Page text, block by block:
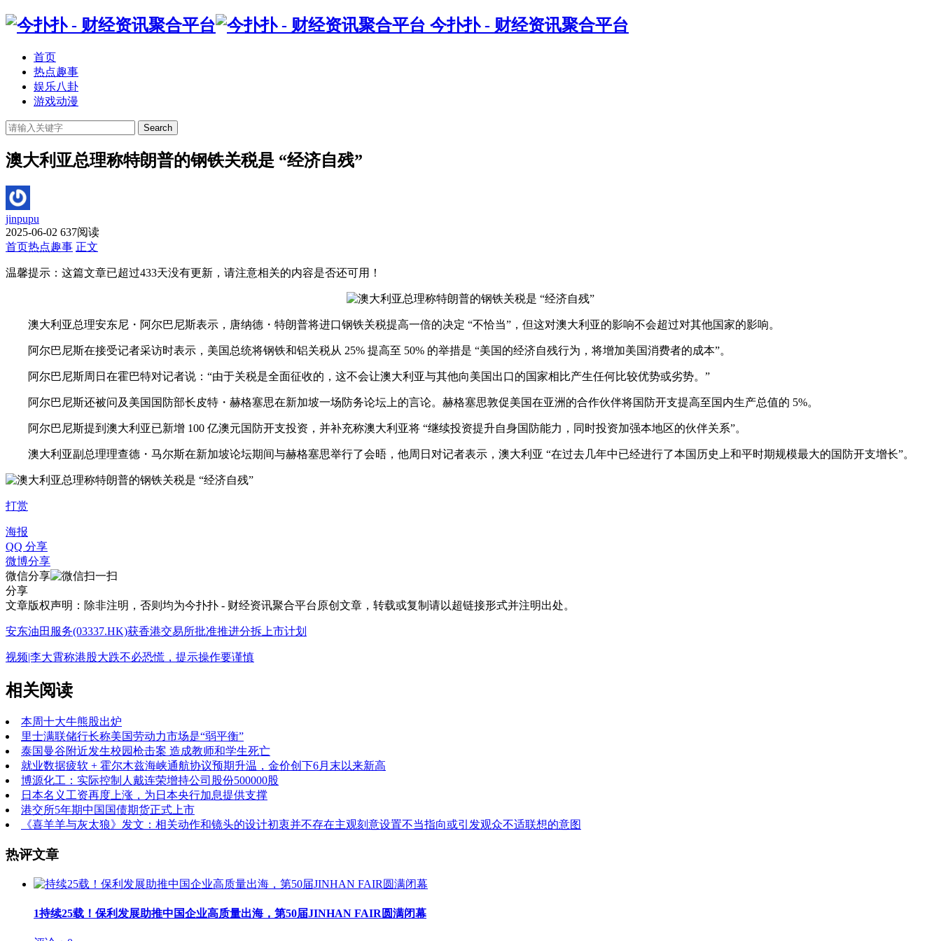
今扑扑 - 财经资讯聚合平台
首页
热点趣事
娱乐八卦
游戏动漫
Search
澳大利亚总理称特朗普的钢铁关税是 “经济自残”
jinpupu
2025-06-02 637阅读
首页热点趣事 正文
温馨提示：这篇文章已超过433天没有更新，请注意相关的内容是否还可用！
澳大利亚总理安东尼・阿尔巴尼斯表示，唐纳德・特朗普将进口钢铁关税提高一倍的决定 “不恰当”，但这对澳大利亚的影响不会超过对其他国家的影响。
阿尔巴尼斯在接受记者采访时表示，美国总统将钢铁和铝关税从 25% 提高至 50% 的举措是 “美国的经济自残行为，将增加美国消费者的成本”。
阿尔巴尼斯周日在霍巴特对记者说：“由于关税是全面征收的，这不会让澳大利亚与其他向美国出口的国家相比产生任何比较优势或劣势。”
阿尔巴尼斯还被问及美国国防部长皮特・赫格塞思在新加坡一场防务论坛上的言论。赫格塞思敦促美国在亚洲的合作伙伴将国防开支提高至国内生产总值的 5%。
阿尔巴尼斯提到澳大利亚已新增 100 亿澳元国防开支投资，并补充称澳大利亚将 “继续投资提升自身国防能力，同时投资加强本地区的伙伴关系”。
澳大利亚副总理理查德・马尔斯在新加坡论坛期间与赫格塞思举行了会晤，他周日对记者表示，澳大利亚 “在过去几年中已经进行了本国历史上和平时期规模最大的国防开支增长”。
打赏
海报
QQ 分享
微博分享
微信分享
分享
文章版权声明：除非注明，否则均为今扑扑 - 财经资讯聚合平台 原创文章，转载或复制请以超链接形式并注明出处。
安东油田服务(03337.HK)获香港交易所批准推进分拆上市计划
视频|李大霄称港股大跌不必恐慌，提示操作要谨慎
相关阅读
本周十大牛熊股出炉
里士满联储行长称美国劳动力市场是“弱平衡”
泰国曼谷附近发生校园枪击案 造成教师和学生死亡
就业数据疲软 + 霍尔木兹海峡通航协议预期升温，金价创下6月末以来新高
博源化工：实际控制人戴连荣增持公司股份500000股
日本名义工资再度上涨，为日本央行加息提供支撑
港交所5年期中国国债期货正式上市
《喜羊羊与灰太狼》发文：相关动作和镜头的设计初衷并不存在主观刻意设置不当指向或引发观众不适联想的意图
热评文章
1持续25载！保利发展助推中国企业高质量出海，第50届JINHAN FAIR圆满闭幕